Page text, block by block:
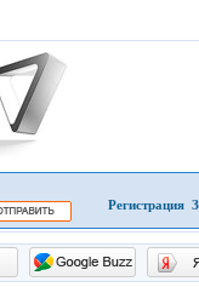
Регистрация